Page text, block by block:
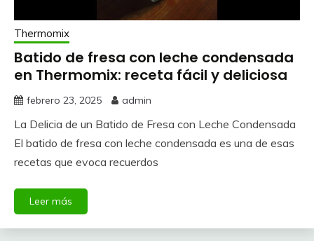
Thermomix
Batido de fresa con leche condensada
en Thermomix: receta fácil y deliciosa
febrero 23, 2025 admin
La Delicia de un Batido de Fresa con Leche Condensada
El batido de fresa con leche condensada es una de esas
recetas que evoca recuerdos
Leer más